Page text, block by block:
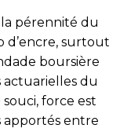
pérennité du
d’encre, surtout
boursière
actuarielles du
force est
apportés entre